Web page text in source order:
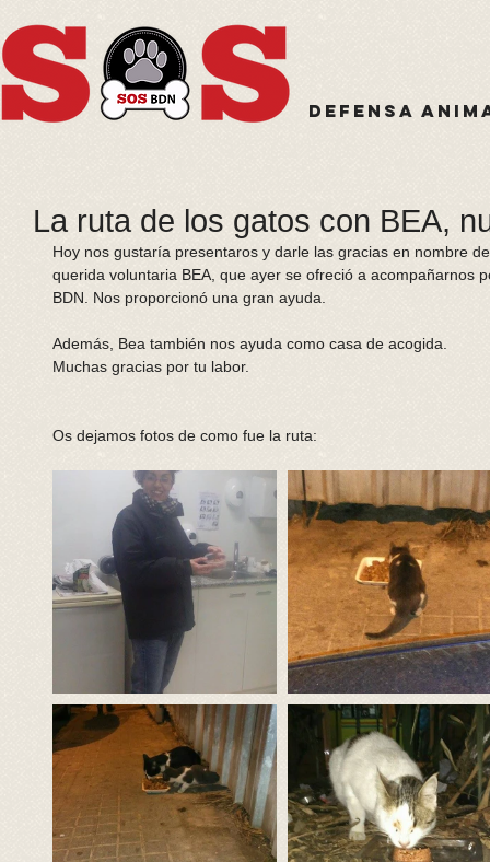
Defensa
La ruta de los gatos con BEA,
Hoy nos gustaría presentaros y darle las gracias en nombre
querida voluntaria BEA, que ayer se ofreció a acompañarnos
BDN. Nos proporcionó una gran ayuda.
Además, Bea también nos ayuda como casa de acogida.
Muchas gracias por tu labor.
Os dejamos fotos de como fue la ruta: